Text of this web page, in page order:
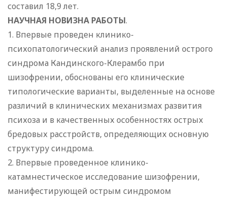
составил 18,9 лет.
НАУЧНАЯ НОВИЗНА РАБОТЫ.
1. Впервые проведен клинико-
психопатологический анализ проявлений острого
синдрома Кандинского-Клерамбо при
шизофрении, обоснованы его клинические
типологические варианты, выделенные на основе
различий в клинических механизмах развития
психоза и в качественных особенностях острых
бредовых расстройств, определяющих основную
структуру синдрома.
2. Впервые проведенное клинико-
катамнестическое исследование шизофрении,
манифестирующей острым синдромом